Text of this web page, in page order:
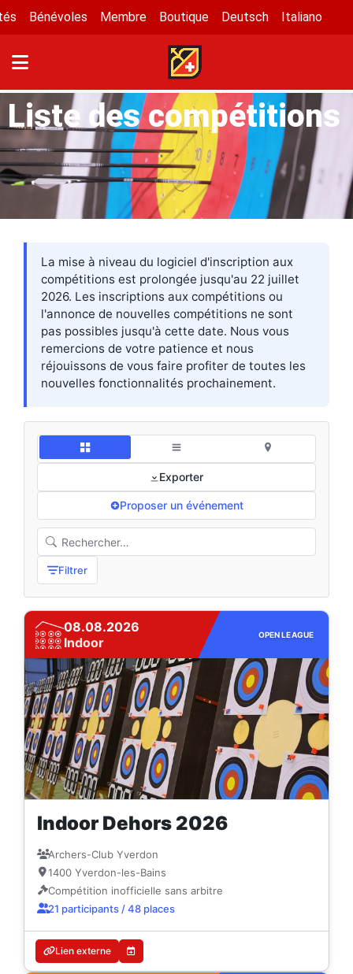
Bénévoles Membre Boutique Deutsch Italiano
Liste des compétitions
La mise à niveau du logiciel d'inscription aux
compétitions est prolongée jusqu'au 22 juillet
2026. Les inscriptions aux compétitions ou
l'annonce de nouvelles compétitions ne sont
pas possibles jusqu'à cette date. Nous vous
remercions de votre patience et nous
réjouissons de vous faire profiter de toutes les
nouvelles fonctionnalités prochainement.
Exporter
Proposer un événement
Filtrer
08.08.2026
Indoor
OPEN LEAGUE
Indoor Dehors 2026
Archers-Club Yverdon
1400 Yverdon-les-Bains
Compétition inofficielle sans arbitre
21 participants / 48 places
Lien externe